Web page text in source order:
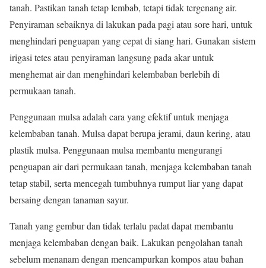
tanah. Pastikan tanah tetap lembab, tetapi tidak tergenang air.
Penyiraman sebaiknya di lakukan pada pagi atau sore hari, untuk
menghindari penguapan yang cepat di siang hari. Gunakan sistem
irigasi tetes atau penyiraman langsung pada akar untuk
menghemat air dan menghindari kelembaban berlebih di
permukaan tanah.
Penggunaan mulsa adalah cara yang efektif untuk menjaga
kelembaban tanah. Mulsa dapat berupa jerami, daun kering, atau
plastik mulsa. Penggunaan mulsa membantu mengurangi
penguapan air dari permukaan tanah, menjaga kelembaban tanah
tetap stabil, serta mencegah tumbuhnya rumput liar yang dapat
bersaing dengan tanaman sayur.
Tanah yang gembur dan tidak terlalu padat dapat membantu
menjaga kelembaban dengan baik. Lakukan pengolahan tanah
sebelum menanam dengan mencampurkan kompos atau bahan